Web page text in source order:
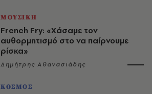
ΜΟΥΣΙΚΗ
French Fry: «Χάσαμε τον
αυθορμητισμό στο να παίρνουμε
ρίσκα»
Δημήτρης Αθανασιάδης
ΚΟΣΜΟΣ